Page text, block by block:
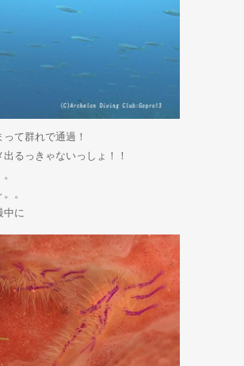
て群れで通過！
るっきゃないっしょ！！
。
中に